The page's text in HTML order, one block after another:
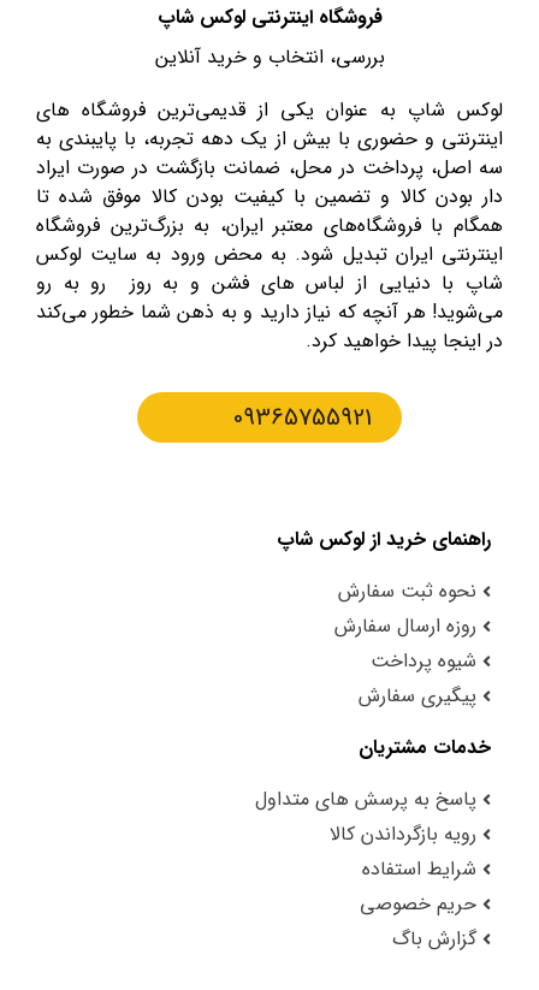
فروشگاه اینترنتی لوکس شاپ
بررسی، انتخاب و خرید آنلاین
لوکس شاپ به عنوان یکی از قدیمی‌ترین فروشگاه های
اینترنتی و حضوری با بیش از یک دهه تجربه، با پایبندی به
سه اصل، پرداخت در محل، ضمانت بازگشت در صورت ایراد
دار بودن کالا و تضمین با کیفیت بودن کالا موفق شده تا
همگام با فروشگاه‌های معتبر ایران، به بزرگ‌ترین فروشگاه
اینترنتی ایران تبدیل شود. به محض ورود به سایت لوکس
شاپ با دنیایی از لباس های فشن و به روز رو به رو
می‌شوید! هر آنچه که نیاز دارید و به ذهن شما خطور می‌کند
در اینجا پیدا خواهید کرد.
09365755921
راهنمای خرید از لوکس شاپ
نحوه ثبت سفارش
روزه ارسال سفارش
شیوه پرداخت
پیگیری سفارش
خدمات مشتریان
پاسخ به پرسش های متداول
رویه بازگرداندن کالا
شرایط استفاده
حریم خصوصی
گزارش باگ